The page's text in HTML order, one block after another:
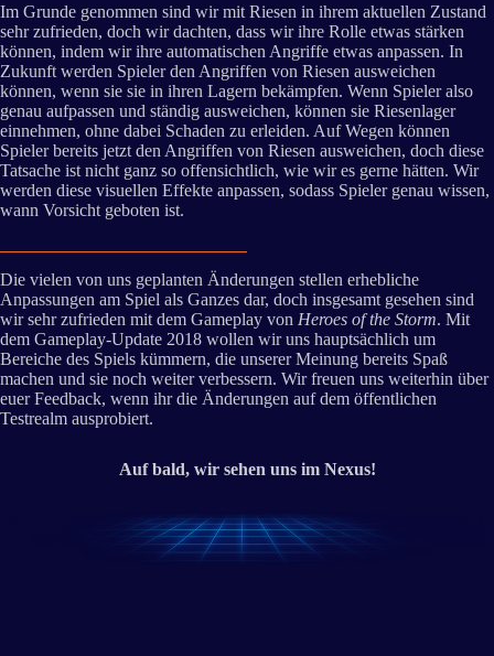
Im Grunde genommen sind wir mit Riesen in ihrem aktuellen Zustand
sehr zufrieden, doch wir dachten, dass wir ihre Rolle etwas stärken
können, indem wir ihre automatischen Angriffe etwas anpassen. In
Zukunft werden Spieler den Angriffen von Riesen ausweichen
können, wenn sie sie in ihren Lagern bekämpfen. Wenn Spieler also
genau aufpassen und ständig ausweichen, können sie Riesenlager
einnehmen, ohne dabei Schaden zu erleiden. Auf Wegen können
Spieler bereits jetzt den Angriffen von Riesen ausweichen, doch diese
Tatsache ist nicht ganz so offensichtlich, wie wir es gerne hätten. Wir
werden diese visuellen Effekte anpassen, sodass Spieler genau wissen,
wann Vorsicht geboten ist.
Die vielen von uns geplanten Änderungen stellen erhebliche
Anpassungen am Spiel als Ganzes dar, doch insgesamt gesehen sind
wir sehr zufrieden mit dem Gameplay von Heroes of the Storm. Mit
dem Gameplay-Update 2018 wollen wir uns hauptsächlich um
Bereiche des Spiels kümmern, die unserer Meinung bereits Spaß
machen und sie noch weiter verbessern. Wir freuen uns weiterhin über
euer Feedback, wenn ihr die Änderungen auf dem öffentlichen
Testrealm ausprobiert.
Auf bald, wir sehen uns im Nexus!